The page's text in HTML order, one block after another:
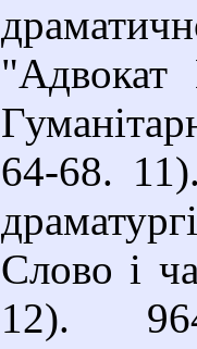
64-68.
Слово і
12).